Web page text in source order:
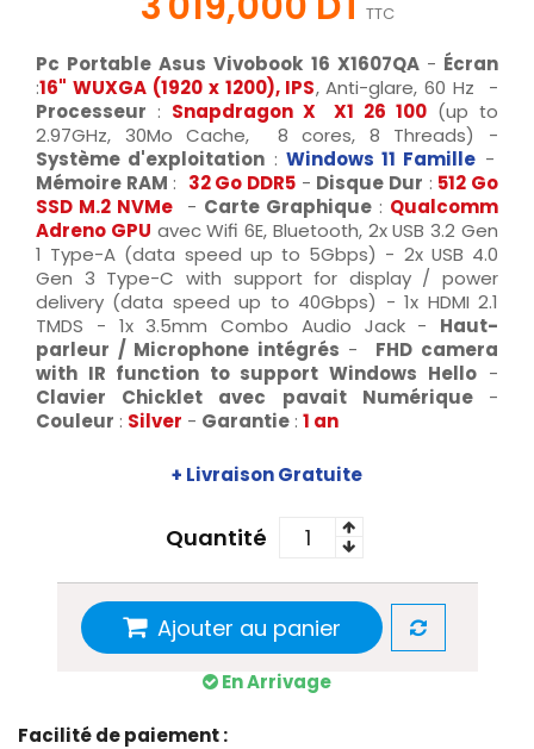
TTC
Pc Portable Asus Vivobook 16 X1607QA - Écran
:16" WUXGA (1920 x 1200), IPS, Anti-glare, 60 Hz -
Processeur : Snapdragon X X1 26 100 (up to
2.97GHz, 30Mo Cache, 8 cores, 8 Threads)
-
Système d'exploitation : Windows 11 Famille -
Mémoire RAM : 32 Go DDR5 - Disque Dur : 512 Go
SSD M.2 NVMe - Carte Graphique : Qualcomm
Adreno GPU avec Wifi 6E, Bluetooth, 2x USB 3.2 Gen
1 Type-A (data speed up to 5Gbps) - 2x USB 4.0
Gen 3 Type-C with support for display / power
delivery (data speed up to 40Gbps) - 1x HDMI 2.1
TMDS - 1x 3.5mm Combo Audio Jack- Haut-
parleur / Microphone intégrés - FHD camera
with IR function to support Windows Hello -
Clavier Chicklet avec pavait Numérique -
Couleur : Silver - Garantie : 1 an
+ Livraison Gratuite
Quantité
Ajouter au panier
En Arrivage
Facilité de paiement :